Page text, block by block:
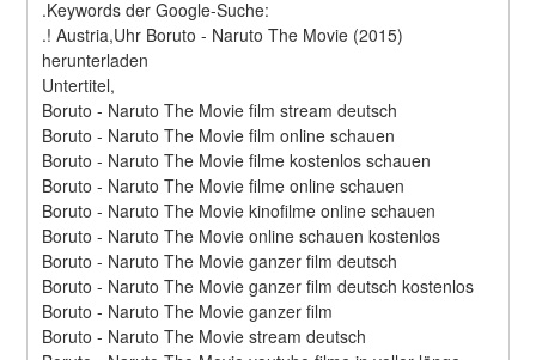
.Keywords der Google-Suche:
.! Austria,Uhr Boruto - Naruto The Movie (2015)
herunterladen
Untertitel,
Boruto - Naruto The Movie film stream deutsch
Boruto - Naruto The Movie film online schauen
Boruto - Naruto The Movie filme kostenlos schauen
Boruto - Naruto The Movie filme online schauen
Boruto - Naruto The Movie kinofilme online schauen
Boruto - Naruto The Movie online schauen kostenlos
Boruto - Naruto The Movie ganzer film deutsch
Boruto - Naruto The Movie ganzer film deutsch kostenlos
Boruto - Naruto The Movie ganzer film
Boruto - Naruto The Movie stream deutsch